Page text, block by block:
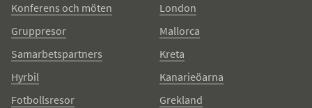
Konferens och möten
Gruppresor
Samarbetspartners
Hyrbil
Fotbollsresor
London
Mallorca
Kreta
Kanarieöarna
Grekland